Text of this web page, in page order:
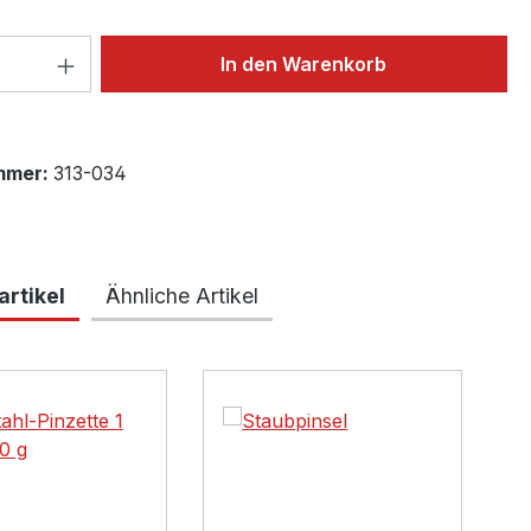
Anzahl: Gib den gewünschten Wert
In den Warenkorb
313-034
Ähnliche Artikel